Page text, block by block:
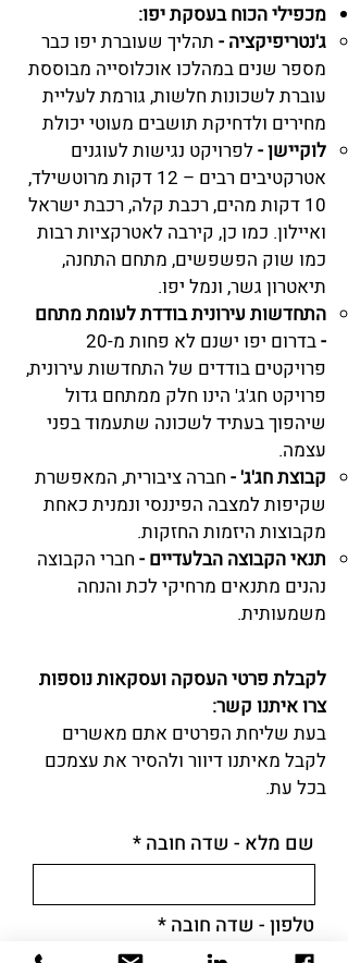
מכפילי הכוח בעסקת יפו:
ג'נטריפיקציה - תהליך שעוברת יפו כבר
מספר שנים במהלכו אוכלוסייה מבוססת
עוברת לשכונות חלשות, גורמת לעליית
מחירים ולדחיקת תושבים מעוטי יכולת
לוקיישן -​לפרויקט נגישות לעוגנים
אטרקטיבים רבים – 12 דקות מרוטשילד,
10 דקות מהים, רכבת קלה, רכבת ישראל
ואיילון. כמו כן, קירבה לאטרקציות רבות
כמו שוק הפשפשים, מתחם התחנה,
תיאטרון גשר, ונמל יפו.
התחדשות עירונית בודדת לעומת מתחם
-
בדרום יפו ישנם לא פחות מ-20
פרויקטים בודדים של התחדשות עירונית,
פרויקט חג'ג' הינו חלק ממתחם גדול
שיהפוך בעתיד לשכונה שתעמוד בפני
עצמה.
קבוצת חג'ג' - חברה ציבורית, המאפשרת
שקיפות למצבה הפיננסי ונמנית כאחת
מקבוצות היזמות החזקות.
תנאי הקבוצה הבלעדיים - חברי הקבוצה
נהנים מתנאים מרחיקי לכת והנחה
משמעותית.
לקבלת פרטי העסקה ועסקאות נוספות
צרו איתנו קשר:
בעת שליחת הפרטים אתם מאשרים
לקבל מאיתנו דיוור ולהסיר את עצמכם
בכל עת.
שם מלא - שדה חובה
טלפון - שדה חובה